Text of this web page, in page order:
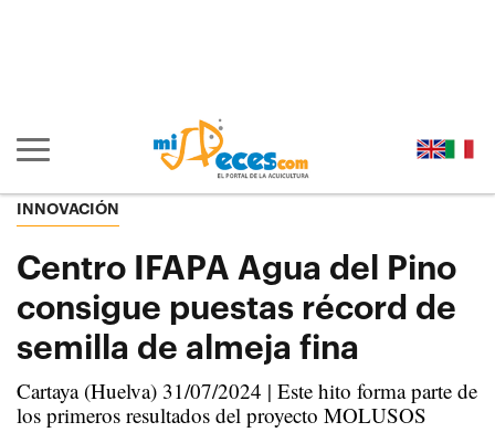
Mostrar/ocultar navegación principal
INNOVACIÓN
Centro IFAPA Agua del Pino
consigue puestas récord de
semilla de almeja fina
Cartaya (Huelva) 31/07/2024 | Este hito forma parte de
los primeros resultados del proyecto MOLUSOS